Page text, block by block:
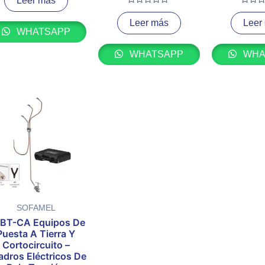
0
de
WHATSAPP
Valorado
con
0
de
Leer más
WHATSAPP
con
0
de
Leer
SOFAMEL
CA Equipos De
A Tierra Y
Cortocircuito –
Eléctricos De